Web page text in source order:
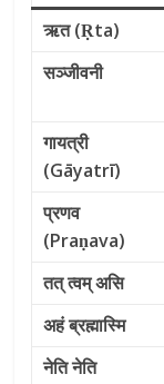
ऋत (Ṛta)
सञ्जीवनी
गायत्री
(Gāyatrī)
प्रणव
(Praṇava)
तत् त्वम् असि
अहं ब्रह्मास्मि
नेति नेति